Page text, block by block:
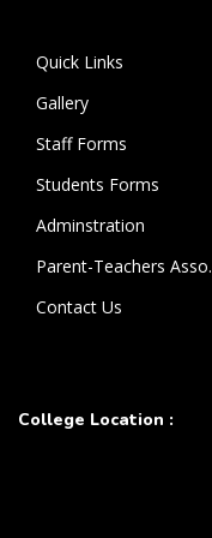
Quick Links
Gallery
Staff Forms
Students Forms
Adminstration
Parent-Teachers Asso.
Contact Us
College Location :